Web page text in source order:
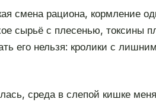
смена рациона, кормление
сырьё с плесенью, токсины
его нельзя: кролики с
среда в слепой кишке